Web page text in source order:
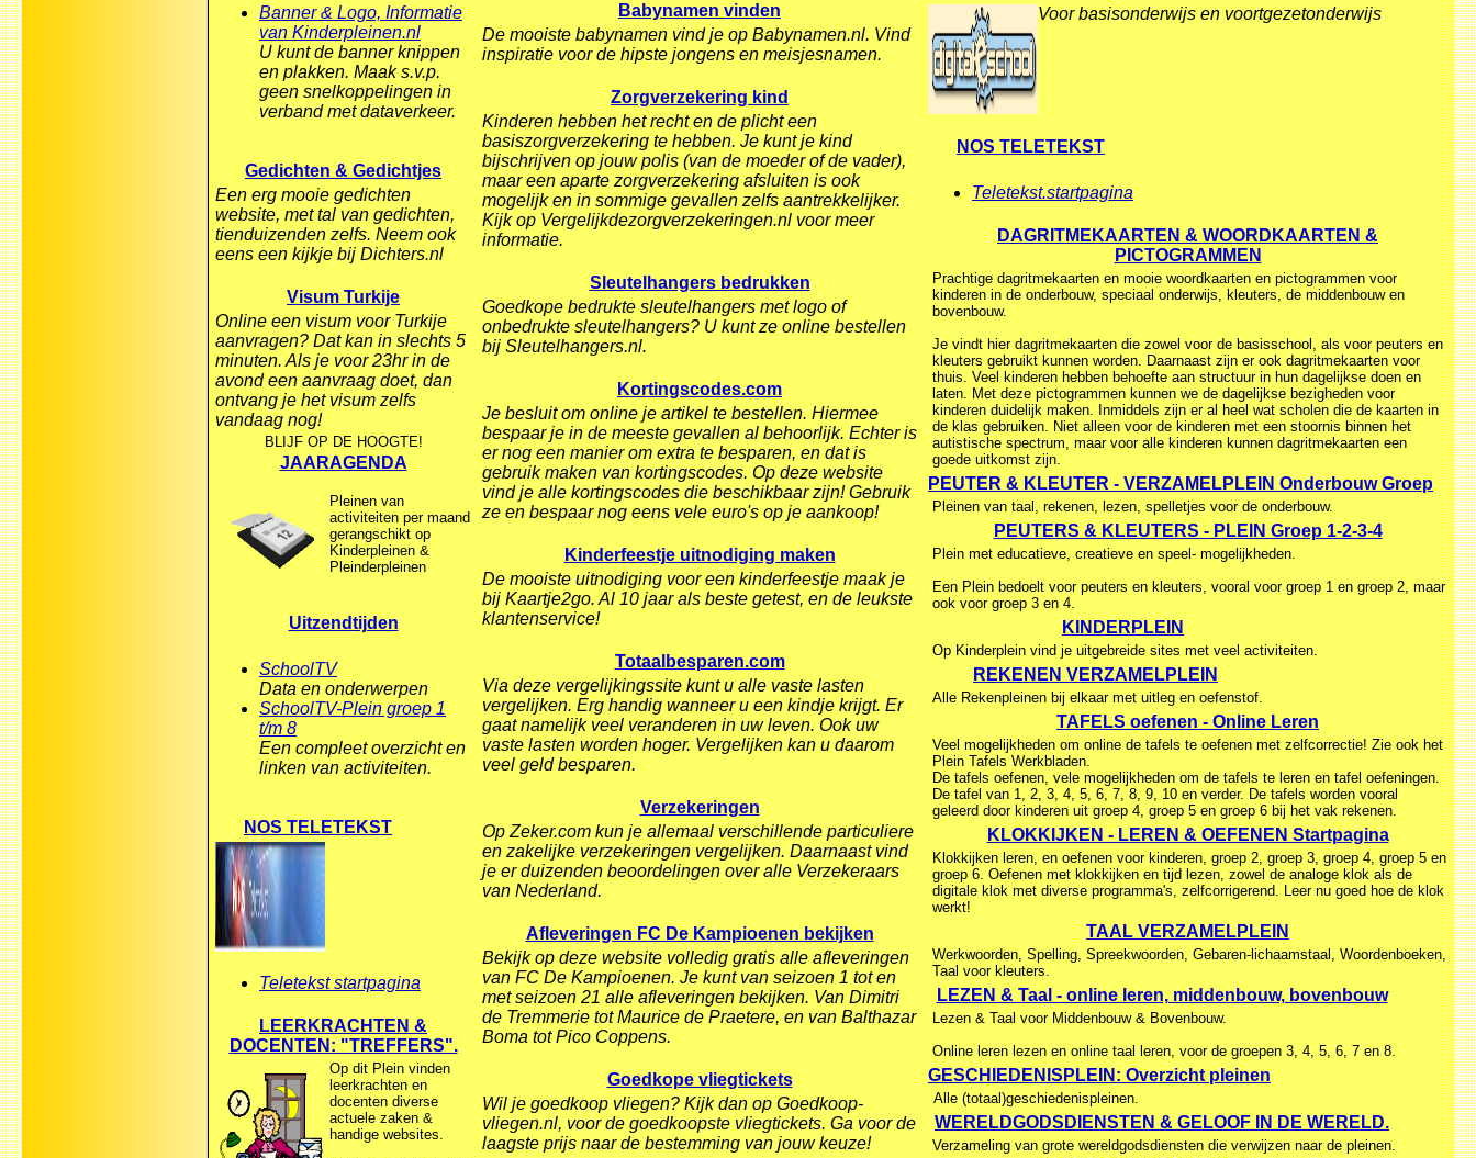
Banner & Logo, Informatie
van Kinderpleinen.nl
U kunt de banner knippen
en plakken. Maak s.v.p.
geen snelkoppelingen in
verband met dataverkeer.
Gedichten & Gedichtjes
Een erg mooie gedichten
website, met tal van gedichten,
tienduizenden zelfs. Neem ook
eens een kijkje bij Dichters.nl
Visum Turkije
Online een visum voor Turkije
aanvragen? Dat kan in slechts 5
minuten. Als je voor 23hr in de
avond een aanvraag doet, dan
ontvang je het visum zelfs
vandaag nog!
BLIJF OP DE HOOGTE!
JAARAGENDA
Pleinen van
activiteiten per maand
gerangschikt op
Kinderpleinen &
Pleinderpleinen
Uitzendtijden
SchoolTV
Data en onderwerpen
SchoolTV-Plein groep 1
t/m 8
Een compleet overzicht en
linken van activiteiten.
NOS TELETEKST
Teletekst startpagina
LEERKRACHTEN &
DOCENTEN: "TREFFERS".
Op dit Plein vinden
leerkrachten en
docenten diverse
actuele zaken &
handige websites.
Babynamen vinden
De mooiste babynamen vind je op Babynamen.nl. Vind
inspiratie voor de hipste jongens en meisjesnamen.
Zorgverzekering kind
Kinderen hebben het recht en de plicht een
basiszorgverzekering te hebben. Je kunt je kind
bijschrijven op jouw polis (van de moeder of de vader),
maar een aparte zorgverzekering afsluiten is ook
mogelijk en in sommige gevallen zelfs aantrekkelijker.
Kijk op Vergelijkdezorgverzekeringen.nl voor meer
informatie.
Sleutelhangers bedrukken
Goedkope bedrukte sleutelhangers met logo of
onbedrukte sleutelhangers? U kunt ze online bestellen
bij Sleutelhangers.nl.
Kortingscodes.com
Je besluit om online je artikel te bestellen. Hiermee
bespaar je in de meeste gevallen al behoorlijk. Echter is
er nog een manier om extra te besparen, en dat is
gebruik maken van kortingscodes. Op deze website
vind je alle kortingscodes die beschikbaar zijn! Gebruik
ze en bespaar nog eens vele euro's op je aankoop!
Kinderfeestje uitnodiging maken
De mooiste uitnodiging voor een kinderfeestje maak je
bij Kaartje2go. Al 10 jaar als beste getest, en de leukste
klantenservice!
Totaalbesparen.com
Via deze vergelijkingssite kunt u alle vaste lasten
vergelijken. Erg handig wanneer u een kindje krijgt. Er
gaat namelijk veel veranderen in uw leven. Ook uw
vaste lasten worden hoger. Vergelijken kan u daarom
veel geld besparen.
Verzekeringen
Op Zeker.com kun je allemaal verschillende particuliere
en zakelijke verzekeringen vergelijken. Daarnaast vind
je er duizenden beoordelingen over alle Verzekeraars
van Nederland.
Afleveringen FC De Kampioenen bekijken
Bekijk op deze website volledig gratis alle afleveringen
van FC De Kampioenen. Je kunt van seizoen 1 tot en
met seizoen 21 alle afleveringen bekijken. Van Dimitri
de Tremmerie tot Maurice de Praetere, en van Balthazar
Boma tot Pico Coppens.
Goedkope vliegtickets
Wil je goedkoop vliegen? Kijk dan op Goedkoop-
vliegen.nl, voor de goedkoopste vliegtickets. Ga voor de
laagste prijs naar de bestemming van jouw keuze!
Voor basisonderwijs en voortgezetonderwijs
NOS TELETEKST
Teletekst.startpagina
DAGRITMEKAARTEN & WOORDKAARTEN &
PICTOGRAMMEN
Prachtige dagritmekaarten en mooie woordkaarten en pictogrammen voor
kinderen in de onderbouw, speciaal onderwijs, kleuters, de middenbouw en
bovenbouw.
Je vindt hier dagritmekaarten die zowel voor de basisschool, als voor peuters en
kleuters gebruikt kunnen worden. Daarnaast zijn er ook dagritmekaarten voor
thuis. Veel kinderen hebben behoefte aan structuur in hun dagelijkse doen en
laten. Met deze pictogrammen kunnen we de dagelijkse bezigheden voor
kinderen duidelijk maken. Inmiddels zijn er al heel wat scholen die de kaarten in
de klas gebruiken. Niet alleen voor de kinderen met een stoornis binnen het
autistische spectrum, maar voor alle kinderen kunnen dagritmekaarten een
goede uitkomst zijn.
PEUTER & KLEUTER - VERZAMELPLEIN Onderbouw Groep
Pleinen van taal, rekenen, lezen, spelletjes voor de onderbouw.
PEUTERS & KLEUTERS - PLEIN Groep 1-2-3-4
Plein met educatieve, creatieve en speel- mogelijkheden.
Een Plein bedoelt voor peuters en kleuters, vooral voor groep 1 en groep 2, maar
ook voor groep 3 en 4.
KINDERPLEIN
Op Kinderplein vind je uitgebreide sites met veel activiteiten.
REKENEN VERZAMELPLEIN
Alle Rekenpleinen bij elkaar met uitleg en oefenstof.
TAFELS oefenen - Online Leren
Veel mogelijkheden om online de tafels te oefenen met zelfcorrectie! Zie ook het
Plein Tafels Werkbladen.
De tafels oefenen, vele mogelijkheden om de tafels te leren en tafel oefeningen.
De tafel van 1, 2, 3, 4, 5, 6, 7, 8, 9, 10 en verder. De tafels worden vooral
geleerd door kinderen uit groep 4, groep 5 en groep 6 bij het vak rekenen.
KLOKKIJKEN - LEREN & OEFENEN Startpagina
Klokkijken leren, en oefenen voor kinderen, groep 2, groep 3, groep 4, groep 5 en
groep 6. Oefenen met klokkijken en tijd lezen, zowel de analoge klok als de
digitale klok met diverse programma's, zelfcorrigerend. Leer nu goed hoe de klok
werkt!
TAAL VERZAMELPLEIN
Werkwoorden, Spelling, Spreekwoorden, Gebaren-lichaamstaal, Woordenboeken,
Taal voor kleuters.
LEZEN & Taal - online leren, middenbouw, bovenbouw
Lezen & Taal voor Middenbouw & Bovenbouw.
Online leren lezen en online taal leren, voor de groepen 3, 4, 5, 6, 7 en 8.
GESCHIEDENISPLEIN: Overzicht pleinen
Alle (totaal)geschiedenispleinen.
WERELDGODSDIENSTEN & GELOOF IN DE WERELD.
Verzameling van grote wereldgodsdiensten die verwijzen naar de pleinen.